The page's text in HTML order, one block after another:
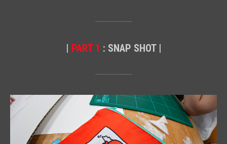
························
| PART 1 : SNAP SHOT |
························